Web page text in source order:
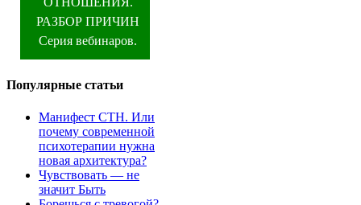
РАЗБОР ПРИЧИН
Серия вебинаров.
Популярные статьи
Манифест СТН. Или
почему современной
психотерапии нужна
новая архитектура?
Чувствовать — не
значит Быть